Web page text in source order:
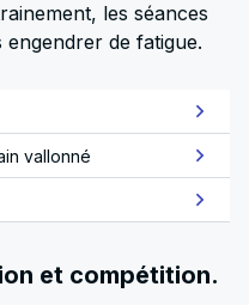
les séances
de fatigue.
vallonné
et compétition.